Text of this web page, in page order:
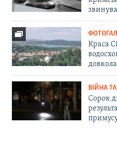
Краса
довкола
ВІЙНА
Сорок